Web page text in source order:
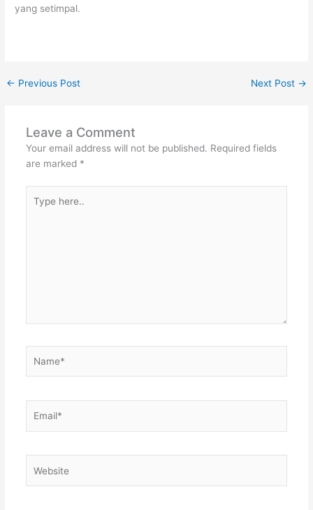
yang setimpal.
← Previous Post Next Post →
Leave a Comment
Your email address will not be published. Required fields
are marked *
here..